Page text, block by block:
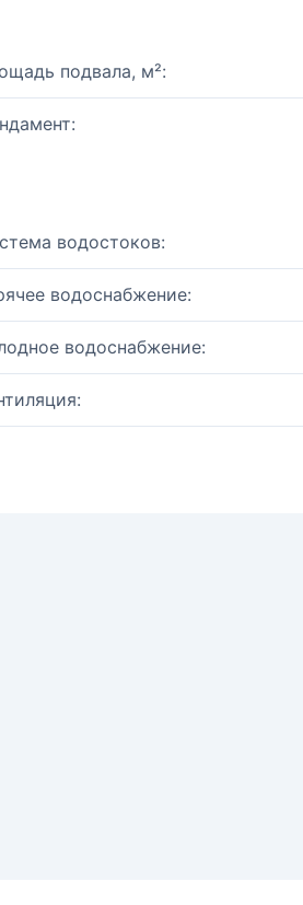
подвала, м²:
водостоков:
водоснабжение:
водоснабжение: